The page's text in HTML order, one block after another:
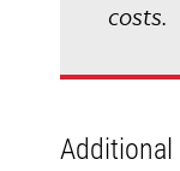
costs.
Additional